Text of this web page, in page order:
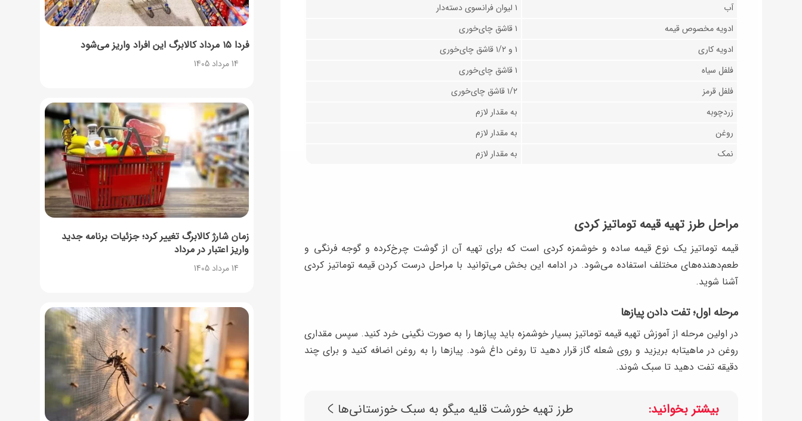
آب
۱ لیوان فرانسوی دسته‌دار
ادویه مخصوص قیمه
۱ قاشق چای‌خوری
ادویه کاری
۱ و ۱/۲ قاشق چای‌خوری
فلفل سیاه
۱ قاشق چای‌خوری
فلفل قرمز
۱/۲ قاشق چای‌خوری
زردچوبه
به مقدار لازم
روغن
به مقدار لازم
نمک
به مقدار لازم
مراحل طرز تهیه قیمه توماتیز کردی
قیمه توماتیز یک نوع قیمه ساده و خوشمزه کردی است که برای تهیه آن از گوشت چرخ‌کرده و گوجه فرنگی و
طعم‌دهنده‌های مختلف استفاده می‌شود. در ادامه این بخش می‌توانید با مراحل درست کردن قیمه توماتیز کردی
آشنا شوید.
مرحله اول؛ تفت دادن پیازها
در اولین مرحله از آموزش تهیه قیمه توماتیز بسیار خوشمزه باید پیازها را به صورت نگینی خرد کنید. سپس مقداری
روغن در ماهیتابه بریزید و روی شعله گاز قرار دهید تا روغن داغ شود. پیازها را به روغن اضافه کنید و برای چند
دقیقه تفت دهید تا سبک شوند.
بیشتر بخوانید: طرز تهیه خورشت قلیه میگو به سبک خوزستانی‌ها
فردا ۱۵ مرداد کالابرگ این افراد واریز می‌شود
14 مرداد 1405
زمان شارژ کالابرگ تغییر کرد؛ جزئیات برنامه جدید
واریز اعتبار در مرداد
14 مرداد 1405